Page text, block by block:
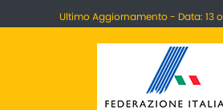
Ultimo Aggiornamento - Data: 13